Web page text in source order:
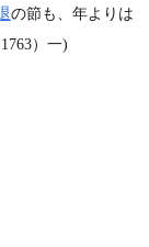
の節も、年よりは
）一)